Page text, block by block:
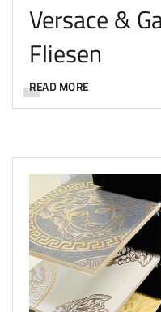
Versace &
Fliesen
READ MORE